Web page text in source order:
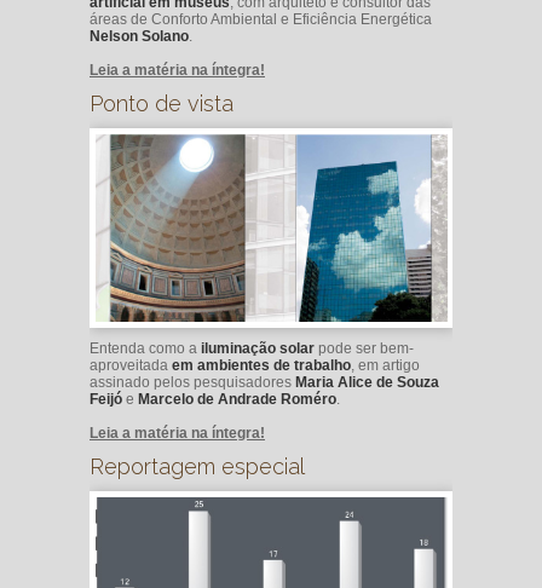
áreas de Conforto Ambiental e Eficiência Energética
Nelson Solano
Leia a matéria na íntegra!
Ponto de vista
Entenda como a iluminação solar pode ser bem-
aproveitada em ambientes de trabalho , em artigo
assinado pelos pesquisadores Maria Alice de Souza
Feijó e Marcelo de Andrade Roméro
Leia a matéria na íntegra!
Reportagem especial